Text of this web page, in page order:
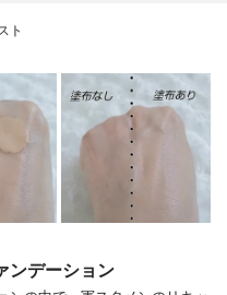
ト
ンデーション